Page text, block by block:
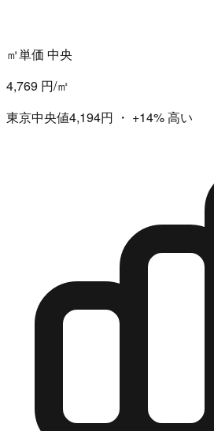
㎡単価 中央
4,769 円/㎡
東京中央値4,194円 ・ +14%高い